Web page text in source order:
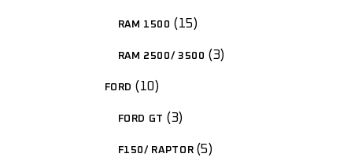
RAM 1500 15
RAM 2500/ 3500 3
FORD 10
FORD GT 3
F150/ RAPTOR 5